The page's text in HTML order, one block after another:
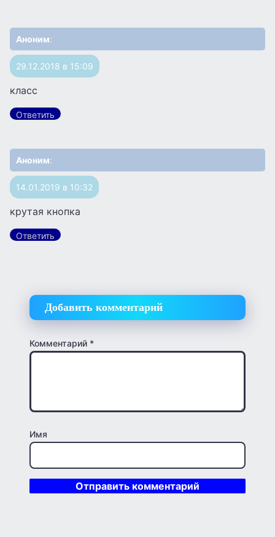
Аноним:
29.12.2018 в 15:09
класс
Ответить
Аноним:
14.01.2019 в 10:32
крутая кнопка
Ответить
Добавить комментарий
Комментарий *
Имя